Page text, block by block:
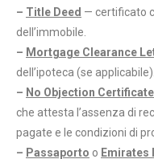
– Title Deed — certificato
dell’immobile.
– Mortgage Clearance
dell’ipoteca (se applicabile).
– No Objection Certificate
che attesta l’assenza di
pagate e le condizioni di
– Passaporto o Emirates